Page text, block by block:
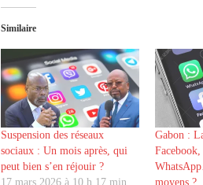
Similaire
Suspension des réseaux
sociaux : Un mois après, qui
peut bien s’en réjouir ?
17 mars 2026 à 10 h 17 min
Gabon :
moyens ?